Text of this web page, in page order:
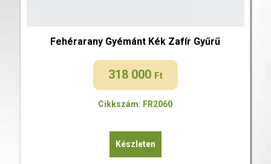
Fehérarany Gyémánt Kék Zafír Gyűrű
318 000 Ft
Cikkszám: FR2060
Készleten